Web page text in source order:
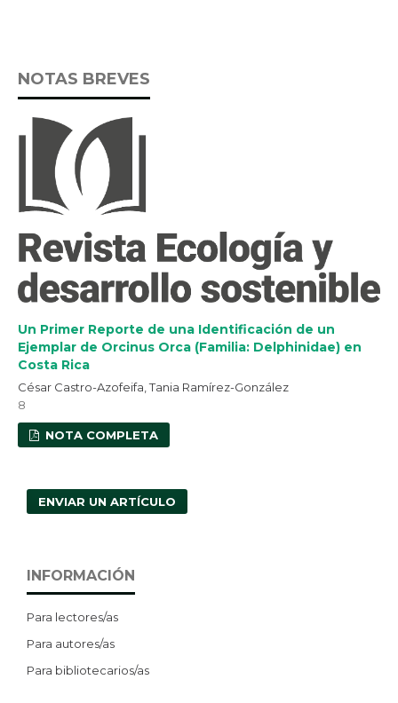
NOTAS BREVES
Un Primer Reporte de una Identificación de un
Ejemplar de Orcinus Orca (Familia: Delphinidae) en
Costa Rica
César Castro-Azofeifa, Tania Ramírez-González
8
NOTA COMPLETA
ENVIAR UN ARTÍCULO
INFORMACIÓN
Para lectores/as
Para autores/as
Para bibliotecarios/as